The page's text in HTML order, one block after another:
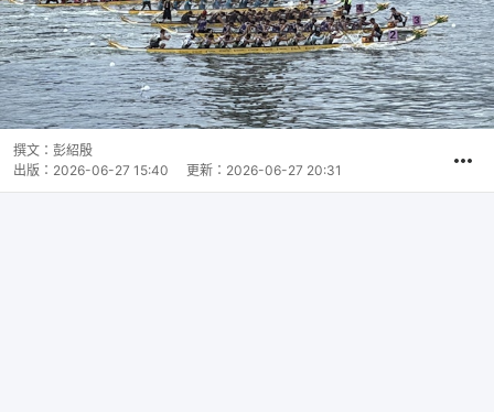
撰文： 彭紹殷
出版： 2026-06-27 15:40 更新： 2026-06-27 20:31